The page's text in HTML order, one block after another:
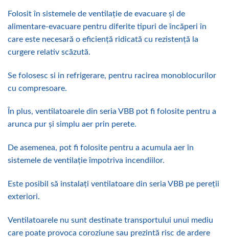
Folosit în sistemele de ventilație de evacuare și de
alimentare-evacuare pentru diferite tipuri de încăperi în
care este necesară o eficiență ridicată cu rezistență la
curgere relativ scăzută.
Se folosesc si in refrigerare, pentru racirea monoblocurilor
cu compresoare.
În plus, ventilatoarele din seria VBB pot fi folosite pentru a
arunca pur și simplu aer prin perete.
De asemenea, pot fi folosite pentru a acumula aer în
sistemele de ventilație împotriva incendiilor.
Este posibil să instalați ventilatoare din seria VBB pe pereții
exteriori.
Ventilatoarele nu sunt destinate transportului unui mediu
care poate provoca coroziune sau prezintă risc de ardere